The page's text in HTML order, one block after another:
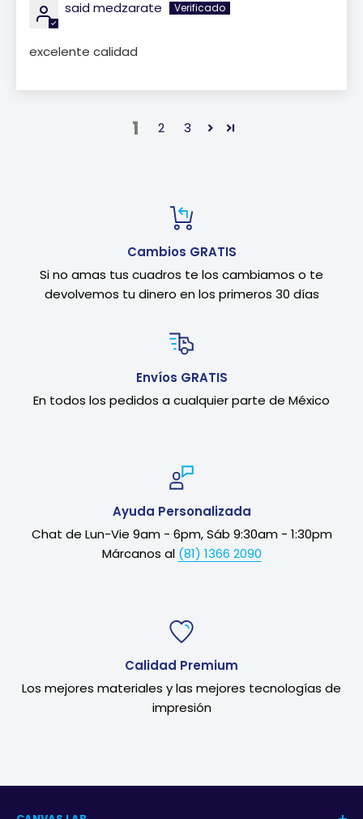
said medzarate
excelente calidad
1 2 3
Cambios GRATIS
Si no amas tus cuadros te los cambiamos o te
devolvemos tu dinero en los primeros 30 días
Envíos GRATIS
En todos los pedidos a cualquier parte de México
Ayuda Personalizada
Chat de Lun-Vie 9am - 6pm, Sáb 9:30am - 1:30pm
Márcanos al (81) 1366 2090
Calidad Premium
Los mejores materiales y las mejores tecnologías de
impresión